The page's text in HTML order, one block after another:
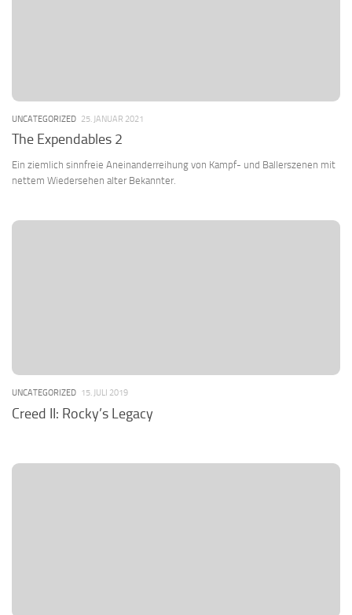
UNCATEGORIZED 25. JANUAR 2021
The Expendables 2
Ein ziemlich sinnfreie Aneinanderreihung von Kampf- und Ballerszenen mit
nettem Wiedersehen alter Bekannter.
UNCATEGORIZED 15. JULI 2019
Creed II: Rocky’s Legacy